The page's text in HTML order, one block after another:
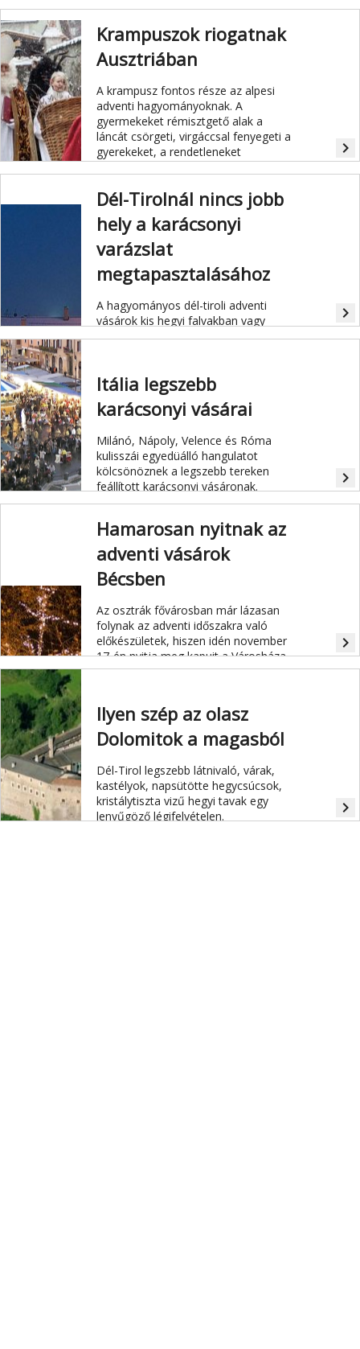
Krampuszok riogatnak
Ausztriában
A krampusz fontos része az alpesi
adventi hagyományoknak. A
gyermekeket rémisztgető alak a
láncát csörgeti, virgáccsal fenyegeti a
gyerekeket, a rendetleneket
megbünteti.
navigate_next
Dél-Tirolnál nincs jobb
hely a karácsonyi
varázslat
megtapasztalásához
A hagyományos dél-tiroli adventi
vásárok kis hegyi falvakban vagy
hihetetlenül festői helyszíneken
navigate_next
Itália legszebb
karácsonyi vásárai
Milánó, Nápoly, Velence és Róma
kulisszái egyedüálló hangulatot
kölcsönöznek a legszebb tereken
feállított karácsonyi vásáronak.
navigate_next
Hamarosan nyitnak az
adventi vásárok
Bécsben
Az osztrák fővárosban már lázasan
folynak az adventi időszakra való
előkészületek, hiszen idén november
17-én nyitja meg kapuit a Városháza
téren a Bécsi Karácsonyi Álom
karácsonyi vásárral és 1.000 standdal
várják a Bécsbe látogatókat.
navigate_next
Ilyen szép az olasz
Dolomitok a magasból
Dél-Tirol legszebb látnivaló, várak,
kastélyok, napsütötte hegycsúcsok,
kristálytiszta vizű hegyi tavak egy
lenyűgöző légifelvételen.
navigate_next